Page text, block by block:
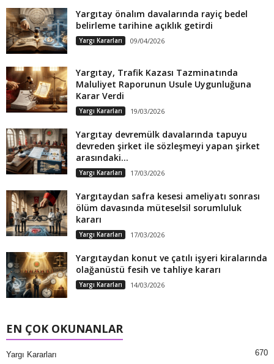
Yargıtay önalım davalarında rayiç bedel
belirleme tarihine açıklık getirdi
Yargı Kararları 09/04/2026
Yargıtay, Trafik Kazası Tazminatında
Maluliyet Raporunun Usule Uygunluğuna
Karar Verdi
Yargı Kararları 19/03/2026
Yargıtay devremülk davalarında tapuyu
devreden şirket ile sözleşmeyi yapan şirket
arasındaki...
Yargı Kararları 17/03/2026
Yargıtaydan safra kesesi ameliyatı sonrası
ölüm davasında müteselsil sorumluluk
kararı
Yargı Kararları 17/03/2026
Yargıtaydan konut ve çatılı işyeri kiralarında
olağanüstü fesih ve tahliye kararı
Yargı Kararları 14/03/2026
EN ÇOK OKUNANLAR
Yargı Kararları 670